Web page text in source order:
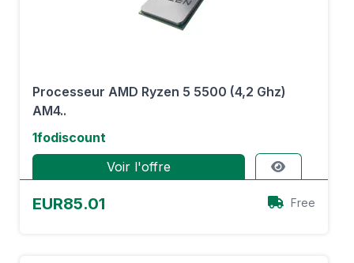
Processeur AMD Ryzen 5 5500 (4,2 Ghz)
AM4..
1fodiscount
Voir l'offre
EUR85.01 Free